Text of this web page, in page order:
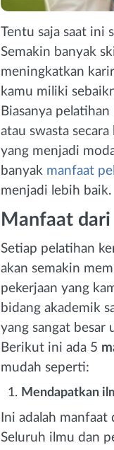
Tentu saja saat
Semakin banyak
meningkatkan
kamu miliki
Biasanya
atau swasta
yang menjadi
banyak manfaat
menjadi lebih baik.
Manfaat
Setiap pelatihan
akan semakin
pekerjaan yang
bidang akademik
yang sangat besar
Berikut ini ada 5
mudah seperti:
Mendapatkan
Ini adalah
Seluruh ilmu dan